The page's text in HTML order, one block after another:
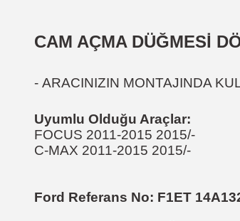
CAM AÇMA DÜĞMESİ
- ARACINIZIN MONTAJINDA
Uyumlu Olduğu Araçlar:
FOCUS 2011-2015 2015/-
C-MAX 2011-2015 2015/-
Ford Referans No: F1ET